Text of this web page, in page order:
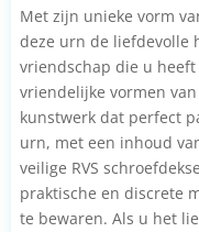
Met zijn unieke vorm
deze urn de liefdevolle
vriendschap die u
vriendelijke vormen
kunstwerk dat perfect
urn, met een inhoud
veilige RVS
praktische en discrete
te bewaren. Als u het